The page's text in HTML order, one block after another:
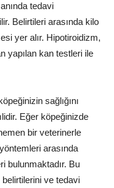
tedavi
Belirtileri arasında kilo
yer alır. Hipotiroidizm,
yapılan kan testleri ile
sağlığını
Eğer köpeğinizde
bir veterinerle
arasında
bulunmaktadır. Bu
ve tedavi